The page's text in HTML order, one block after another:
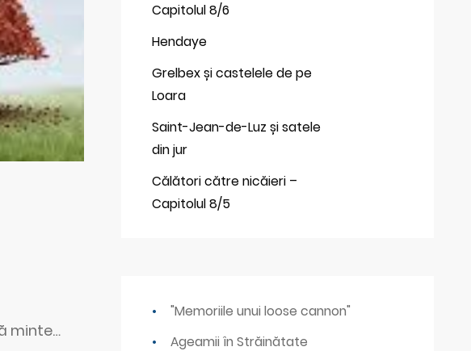
minte…
Capitolul 8/6
Hendaye
Grelbex și castelele de pe
Loara
Saint-Jean-de-Luz și satele
din jur
Călători către nicăieri –
Capitolul 8/5
"Memoriile unui loose cannon"
Ageamii în Străinătate